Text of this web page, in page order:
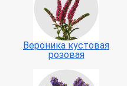
Вероника кустовая
розовая